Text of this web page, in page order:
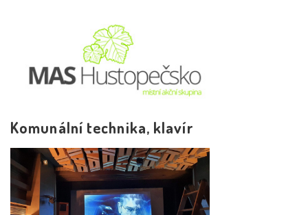
Komunální technika, klavír